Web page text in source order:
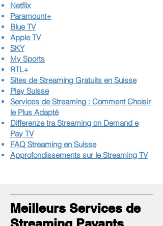
Netflix
Paramount+
Blue TV
Apple TV
SKY
My Sports
RTL+
Sites de Streaming Gratuits en Suisse
Play Suisse
Services de Streaming : Comment Choisir
le Plus Adapté
Differenze tra Streaming on Demand e
Pay TV
FAQ Streaming en Suisse
Approfondissements sur le Streaming TV
Meilleurs Services de